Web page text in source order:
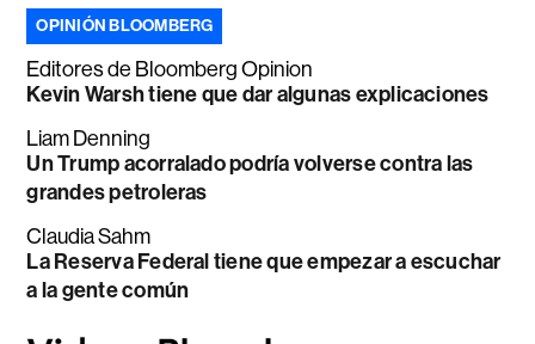
OPINIÓN BLOOMBERG
Editores de Bloomberg Opinion
Kevin Warsh tiene que dar algunas explicaciones
Liam Denning
Un Trump acorralado podría volverse contra las
grandes petroleras
Claudia Sahm
La Reserva Federal tiene que empezar a escuchar
a la gente común